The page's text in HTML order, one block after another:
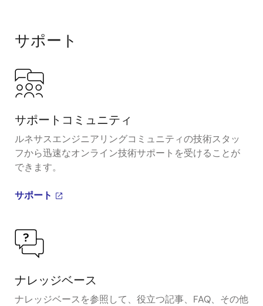
Diagram
サポート
サポートコミュニティ
ルネサスエンジニアリングコミュニティの技術スタッ
フから迅速なオンライン技術サポートを受けることが
できます。
サポート
ナレッジベース
ナレッジベースを参照して、役立つ記事、FAQ、その他